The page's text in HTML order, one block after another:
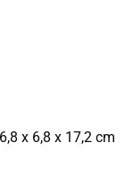
x 6,8 x 17,2 cm